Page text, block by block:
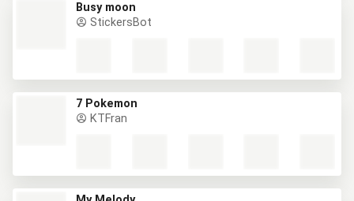
Busy moon
StickersBot
7 Pokemon
KTFran